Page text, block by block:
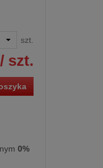
szt.
szt.
0%